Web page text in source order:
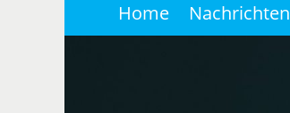
Home Nachrichten